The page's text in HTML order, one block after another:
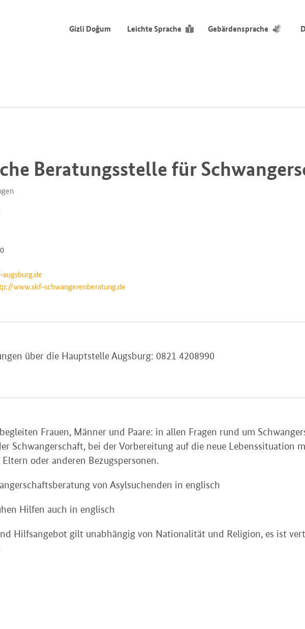
Gizli Doğum Leichte Sprache Gebärdensprache
Beratungsstelle für
www.skf-schwangerenberatung.de
über die Hauptstelle Augsburg: 0821 4208990
Frauen, Männer und Paare: in allen Fragen rund um
Schwangerschaft, bei der Vorbereitung auf die neue Lebenssituation
oder anderen Bezugspersonen.
von Asylsuchenden in englisch
Hilfen auch in englisch
Hilfsangebot gilt unabhängig von Nationalität und Religion, es ist